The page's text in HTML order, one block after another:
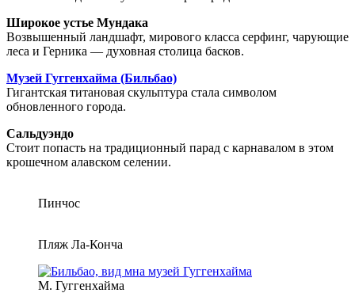
Широкое устье Мундака
Возвышенный ландшафт, мирового класса серфинг, чарующие
леса и Герника — духовная столица басков.
Музей Гуггенхайма (Бильбао)
Гигантская титановая скульптура стала символом
обновленного города.
Сальдуэндо
Стоит попасть на традиционный парад с карнавалом в этом
крошечном алавском селении.
Пинчос
Пляж Ла-Конча
М. Гуггенхайма